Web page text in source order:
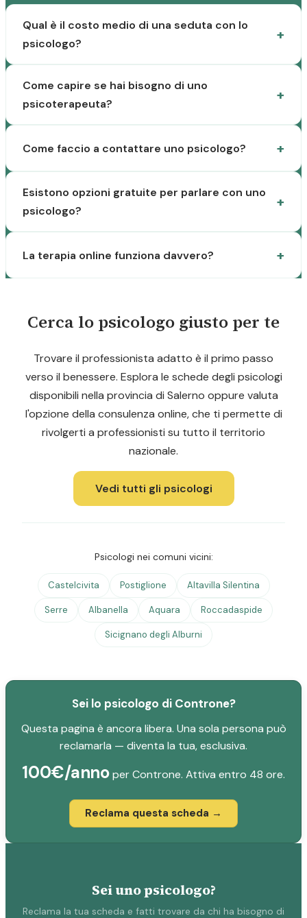
Qual è il costo medio di una seduta con lo
psicologo?
Come capire se hai bisogno di uno
psicoterapeuta?
Come faccio a contattare uno psicologo?
Esistono opzioni gratuite per parlare con uno
psicologo?
La terapia online funziona davvero?
Cerca lo psicologo giusto per te
Trovare il professionista adatto è il primo passo
verso il benessere. Esplora le schede degli psicologi
disponibili nella provincia di Salerno oppure valuta
l'opzione della consulenza online, che ti permette di
rivolgerti a professionisti su tutto il territorio
nazionale.
Vedi tutti gli psicologi
Psicologi nei comuni vicini:
Castelcivita Postiglione Altavilla Silentina
Serre Albanella Aquara Roccadaspide
Sicignano degli Alburni
Sei lo psicologo di Controne?
Questa pagina è ancora libera. Una sola persona può
reclamarla — diventa la tua, esclusiva.
100€/annoper Controne. Attiva entro 48 ore.
Reclama questa scheda →
Sei uno psicologo?
Reclama la tua scheda e fatti trovare da chi ha bisogno di